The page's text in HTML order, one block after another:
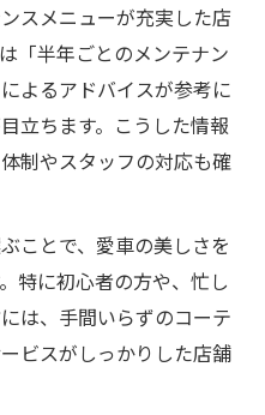
スメニューが充実した店
「半年ごとのメンテナン
よるアドバイスが参考に
立ちます。こうした情報
制やスタッフの対応も確
ことで、愛車の美しさを
特に初心者の方や、忙し
は、手間いらずのコーテ
ビスがしっかりした店舗